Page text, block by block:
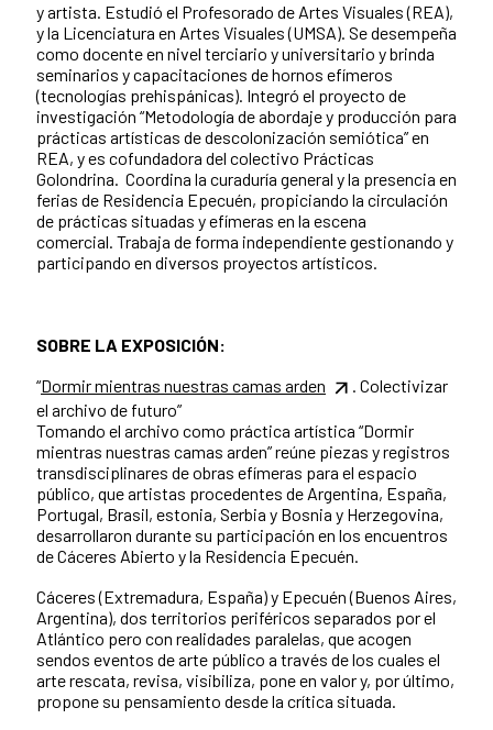
y artista. Estudió el Profesorado de Artes Visuales (REA),
y la Licenciatura en Artes Visuales (UMSA). Se desempeña
como docente en nivel terciario y universitario y brinda
seminarios y capacitaciones de hornos efímeros
(tecnologías prehispánicas). Integró el proyecto de
investigación “Metodología de abordaje y producción para
prácticas artísticas de descolonización semiótica” en
REA, y es cofundadora del colectivo Prácticas
Golondrina. Coordina la curaduría general y la presencia en
ferias de Residencia Epecuén, propiciando la circulación
de prácticas situadas y efímeras en la escena
comercial. Trabaja de forma independiente gestionando y
participando en diversos proyectos artísticos.
SOBRE LA EXPOSICIÓN:
“Dormir mientras nuestras camas arden
. Colectivizar
el archivo de futuro”
Tomando el archivo como práctica artística “Dormir
mientras nuestras camas arden” reúne piezas y registros
transdisciplinares de obras efímeras para el espacio
público, que artistas procedentes de Argentina, España,
Portugal, Brasil, estonia, Serbia y Bosnia y Herzegovina,
desarrollaron durante su participación en los encuentros
de Cáceres Abierto y la Residencia Epecuén.
Cáceres (Extremadura, España) y Epecuén (Buenos Aires,
Argentina), dos territorios periféricos separados por el
Atlántico pero con realidades paralelas, que acogen
sendos eventos de arte público a través de los cuales el
arte rescata, revisa, visibiliza, pone en valor y, por último,
propone su pensamiento desde la crítica situada.